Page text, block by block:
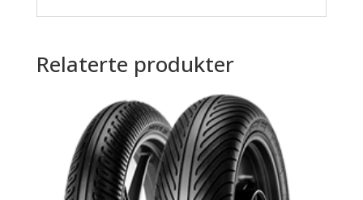
Relaterte produkter